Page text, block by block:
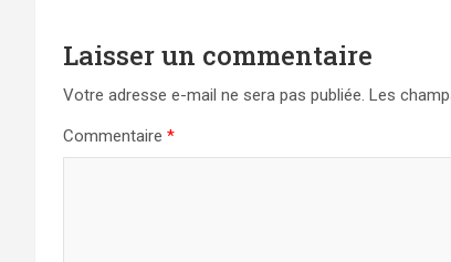
Laisser un commentaire
Votre adresse e-mail ne sera pas publiée. Les
Commentaire *